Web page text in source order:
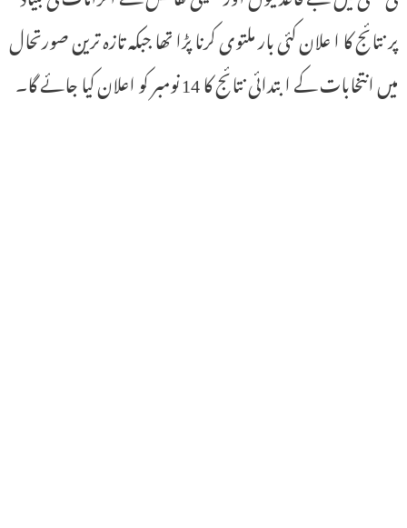
پر نتائج کا ا علان کئی بار ملتوی کرنا پڑا تھا جبکہ تازہ ترین صورتحال
میں انتخابات کے ابتدائی نتائج کا 14 نومبر کو اعلان کیا جائے گا۔